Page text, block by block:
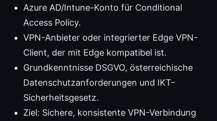
Azure AD/Intune-Konto für Conditional
Access Policy.
VPN-Anbieter oder integrierter Edge VPN-
Client, der mit Edge kompatibel ist.
Grundkenntnisse DSGVO, österreichische
Datenschutzanforderungen und IKT-
Sicherheitsgesetz.
Ziel: Sichere, konsistente VPN-Verbindung